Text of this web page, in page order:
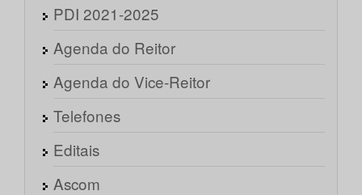
PDI 2021-2025
Agenda do Reitor
Agenda do Vice-Reitor
Telefones
Editais
Ascom